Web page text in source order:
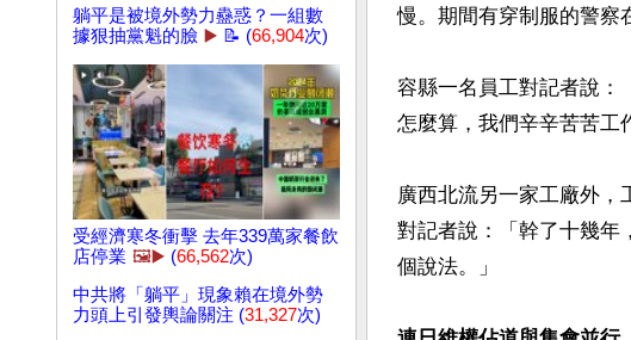
躺平是被境外勢力蠱惑？一組數
據狠抽黨魁的臉 ▶️ 📝 (66,904次)
受經濟寒冬衝擊 去年339萬家餐飲
店停業 🖼️▶️ (66,562次)
中共將「躺平」現象賴在境外勢
力頭上引發輿論關注 (31,327次)
慢。期間有穿制服的警察
容縣一名員工對記者說：
怎麼算，我們辛辛苦苦工
廣西北流另一家工廠外，
對記者說：「幹了十幾年
個說法。」